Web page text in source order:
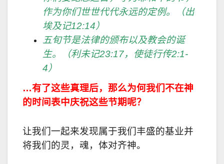
作为你们世世代代永远的定例。（出
埃及记12:14）
五旬节是法律的颁布以及教会的诞
生。（利未记23:17，使徒行传2:1-
4）
…有了这些真理后，那么为何我们不在神
的时间表中庆祝这些节期呢？
让我们一起来发现属于我们丰盛的基业并
将我们的灵，魂，体对齐神。